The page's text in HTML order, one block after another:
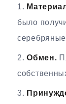
было
Обмен.